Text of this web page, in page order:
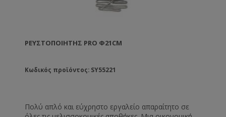
ΡΕΥΣΤΟΠΟΙΗΤΉΣ PRO Φ21CM
Κωδικός προϊόντος: SY55221
Πολύ απλό και εύχρηστο εργαλείο απαραίτητο σε